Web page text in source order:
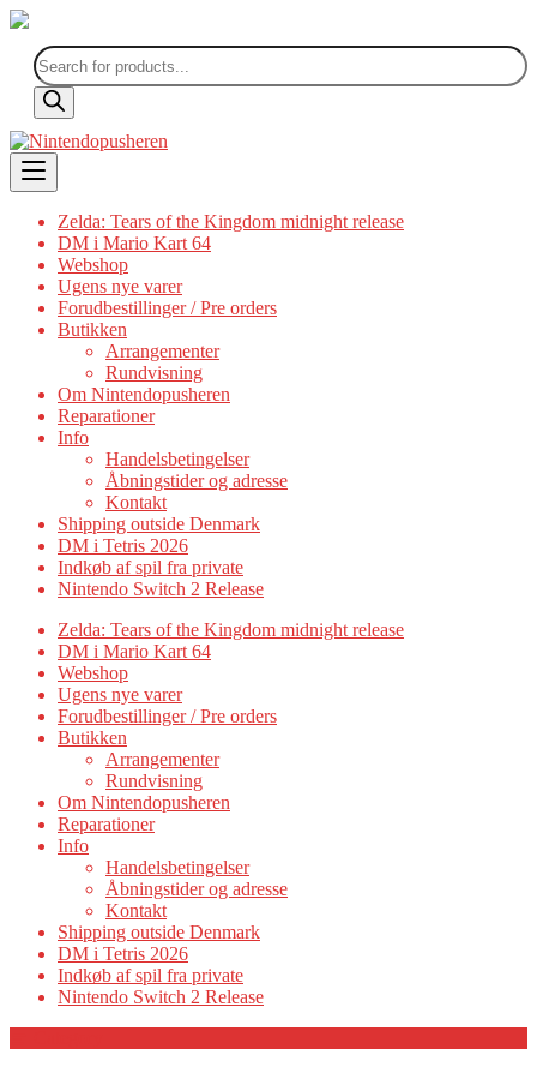
Products
search
Skip
to
content
Zelda: Tears of the Kingdom midnight release
DM i Mario Kart 64
Webshop
Ugens nye varer
Forudbestillinger / Pre orders
Butikken
Arrangementer
Rundvisning
Om Nintendopusheren
Reparationer
Info
Handelsbetingelser
Åbningstider og adresse
Kontakt
Shipping outside Denmark
DM i Tetris 2026
Indkøb af spil fra private
Nintendo Switch 2 Release
Zelda: Tears of the Kingdom midnight release
DM i Mario Kart 64
Webshop
Ugens nye varer
Forudbestillinger / Pre orders
Butikken
Arrangementer
Rundvisning
Om Nintendopusheren
Reparationer
Info
Handelsbetingelser
Åbningstider og adresse
Kontakt
Shipping outside Denmark
DM i Tetris 2026
Indkøb af spil fra private
Nintendo Switch 2 Release